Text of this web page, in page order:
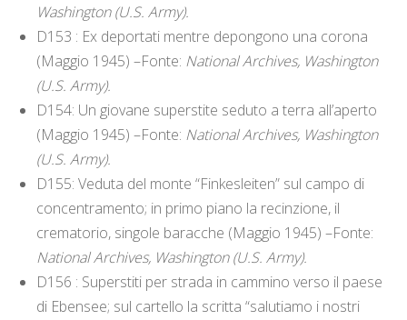
Washington (U.S. Army).
D153 : Ex deportati mentre depongono una corona
(Maggio 1945) –Fonte: National Archives, Washington
(U.S. Army).
D154: Un giovane superstite seduto a terra all’aperto
(Maggio 1945) –Fonte: National Archives, Washington
(U.S. Army).
D155: Veduta del monte “Finkesleiten” sul campo di
concentramento; in primo piano la recinzione, il
crematorio, singole baracche (Maggio 1945) –Fonte:
National Archives, Washington (U.S. Army).
D156 : Superstiti per strada in cammino verso il paese
di Ebensee; sul cartello la scritta “salutiamo i nostri